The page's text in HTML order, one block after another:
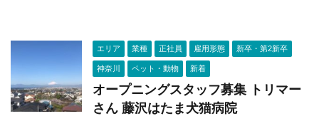
エリア 業種 正社員 雇用形態 新卒・第2新卒
神奈川 ペット・動物 新着
オープニングスタッフ募集 トリマー
さん 藤沢はたま犬猫病院